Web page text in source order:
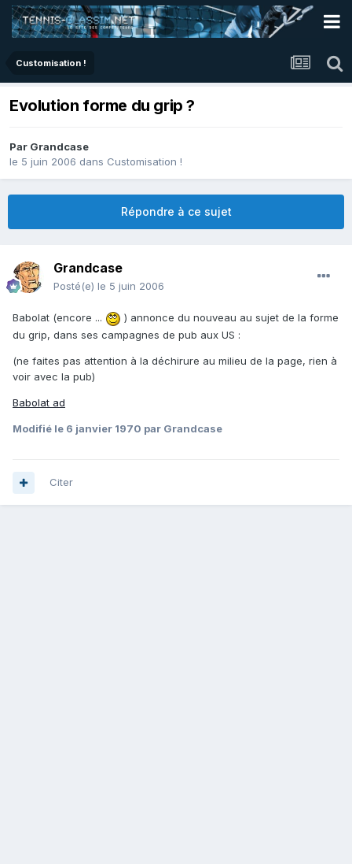
Customisation !
Evolution forme du grip ?
Par Grandcase
le 5 juin 2006 dans Customisation !
Répondre à ce sujet
Grandcase
Posté(e) le 5 juin 2006
Babolat (encore ...
) annonce du nouveau au sujet de la forme
du grip, dans ses campagnes de pub aux US :
(ne faites pas attention à la déchirure au milieu de la page, rien à
voir avec la pub)
Babolat ad
Modifié le 6 janvier 1970 par Grandcase
Citer